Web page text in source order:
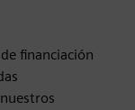
financiación